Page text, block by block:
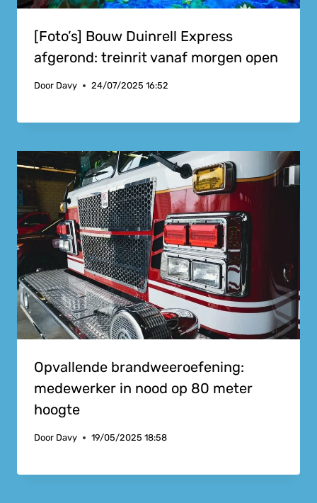
[Foto’s] Bouw Duinrell Express
afgerond: treinrit vanaf morgen open
Door Davy 24/07/2025 16:52
Opvallende brandweeroefening:
medewerker in nood op 80 meter
hoogte
Door Davy 19/05/2025 18:58